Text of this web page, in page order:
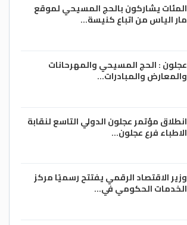
المئات يشاركون بالحج المسيحي لموقع
مار الياس من اتباع كنيسة…
عجلون : الحج المسيحي والمهرحانات
والمعارض والمبادرات…
انطلاق مؤتمر عجلون الدولي التاسع لنقابة
الاطباء فرع عجلون…
وزير الاقتصاد الرقمي يفتتح رسميًا مركز
الخدمات الحكومي في…